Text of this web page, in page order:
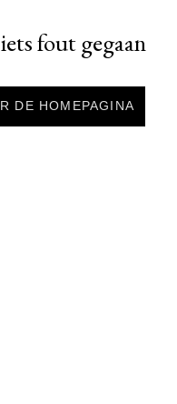
fout gegaan
DE HOMEPAGINA